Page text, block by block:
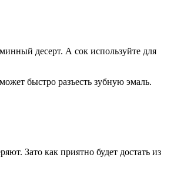
десерт. А сок используйте для
быстро разъесть зубную эмаль.
Зато как приятно будет достать из